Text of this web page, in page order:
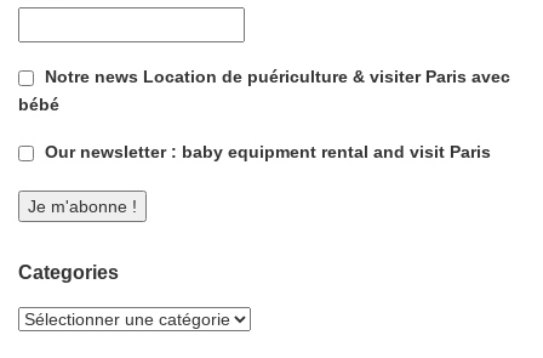
Notre news Location de puériculture & visiter Paris avec
bébé
Our newsletter : baby equipment rental and visit Paris
Categories